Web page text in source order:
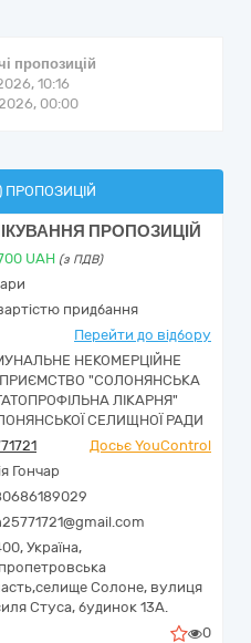
пропозицій
10:16
00:00
ПРОПОЗИЦІЙ
ПРОПОЗИЦІЙ
UAH (з ПДВ)
придбання
Перейти до відбору
НЕКОМЕРЦІЙНЕ
"СОЛОНЯНСЬКА
ЛІКАРНЯ"
СЕЛИЩНОЇ РАДИ
Досьє YouControl
Гончар
Україна,
селище Солоне, вулиця
Стуса, будинок 13А.
0